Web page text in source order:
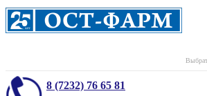
8 (7232) 76 65 81